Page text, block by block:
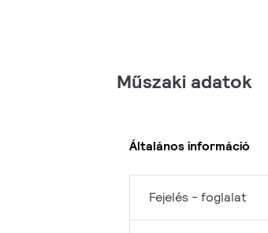
Műszaki adatok
Általános információ
Fejelés - foglalat